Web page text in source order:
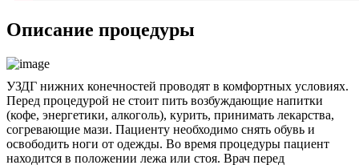
Описание процедуры
УЗДГ нижних конечностей проводят в комфортных условиях.
Перед процедурой не стоит пить возбуждающие напитки
(кофе, энергетики, алкоголь), курить, принимать лекарства,
согревающие мази. Пациенту необходимо снять обувь и
освободить ноги от одежды. Во время процедуры пациент
находится в положении лежа или стоя. Врач перед